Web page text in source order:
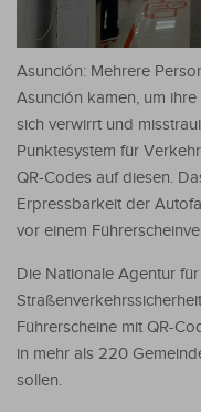
Asunción: Mehrere
Asunción kamen, um
sich verwirrt und
Punktesystem für
QR-Codes auf diesen.
Erpressbarkeit der
vor einem
Die Nationale Agentur
Führerscheine mit QR-
in mehr als 220
sollen.